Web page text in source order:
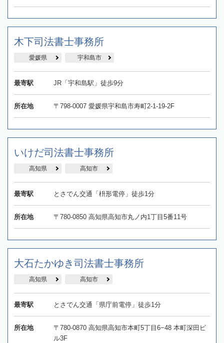
木下司法書士事務所
愛媛県 宇和島市
最寄駅 JR「宇和島駅」徒歩9分
所在地 〒798-0007 愛媛県宇和島市寿町2-1-19-2F
いけだ司法書士事務所
高知県 高知市
最寄駅 とさでん交通「枡形電停」徒歩1分
所在地 〒780-0850 高知県高知市丸ノ内1丁目5番11号
大石たかゆき司法書士事務所
高知県 高知市
最寄駅 とさでん交通「県庁前電停」徒歩1分
所在地
〒780-0870 高知県高知市本町5丁目6−48 本町深田ビ
ル3F